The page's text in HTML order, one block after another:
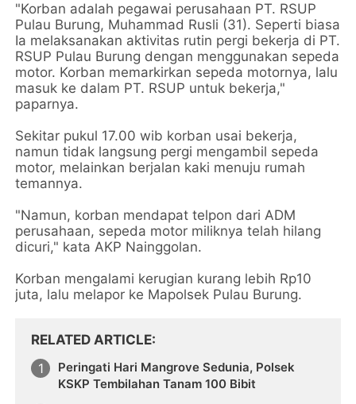
"Korban adalah pegawai perusahaan PT. RSUP
Pulau Burung, Muhammad Rusli (31). Seperti biasa
Ia melaksanakan aktivitas rutin pergi bekerja di PT.
RSUP Pulau Burung dengan menggunakan sepeda
motor. Korban memarkirkan sepeda motornya, lalu
masuk ke dalam PT. RSUP untuk bekerja,"
paparnya.
Sekitar pukul 17.00 wib korban usai bekerja,
namun tidak langsung pergi mengambil sepeda
motor, melainkan berjalan kaki menuju rumah
temannya.
"Namun, korban mendapat telpon dari ADM
perusahaan, sepeda motor miliknya telah hilang
dicuri," kata AKP Nainggolan.
Korban mengalami kerugian kurang lebih Rp10
juta, lalu melapor ke Mapolsek Pulau Burung.
RELATED ARTICLE
Peringati Hari Mangrove Sedunia, Polsek
KSKP Tembilahan Tanam 100 Bibit